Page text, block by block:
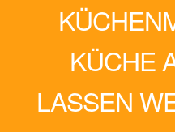
KÜCHE
LASSEN